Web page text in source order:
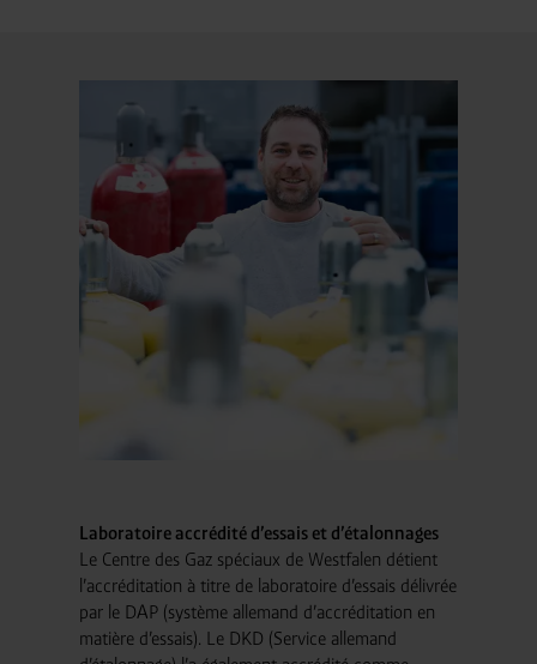
Laboratoire accrédité d’essais et d’étalonnages
Le Centre des Gaz spéciaux de Westfalen détient
l’accréditation à titre de laboratoire d’essais délivrée
par le DAP (système allemand d’accréditation en
matière d’essais). Le DKD (Service allemand